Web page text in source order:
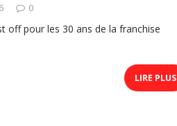
0
off pour les 30 ans de la franchise
LIRE PLUS